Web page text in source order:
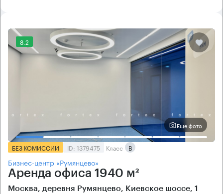
8.2
Еще фото
БЕЗ КОМИССИИ ID: 1379475 Класс B
Бизнес-центр «Румянцево»
Аренда офиса 1940 м²
Москва, деревня Румянцево, Киевское шоссе, 1